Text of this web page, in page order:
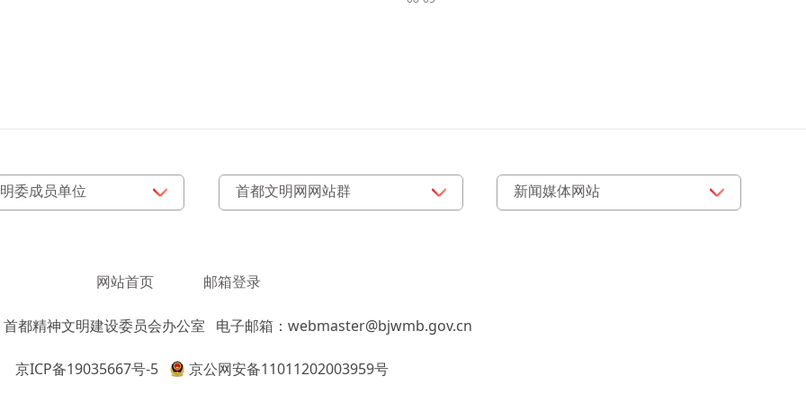
网站首页 邮箱登录
都精神文明建设委员会办公室 电子邮箱：webmaster@bjwmb.gov.cn
京ICP备19035667号-5 京公网安备11011202003959号